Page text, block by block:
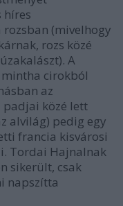
híres
(mivelhogy
rozs közé
A
cirokból
az
padjai közé lett
alvilág) pedig egy
francia kisvárosi
Tordai Hajnalnak
sikerült, csak
napszítta